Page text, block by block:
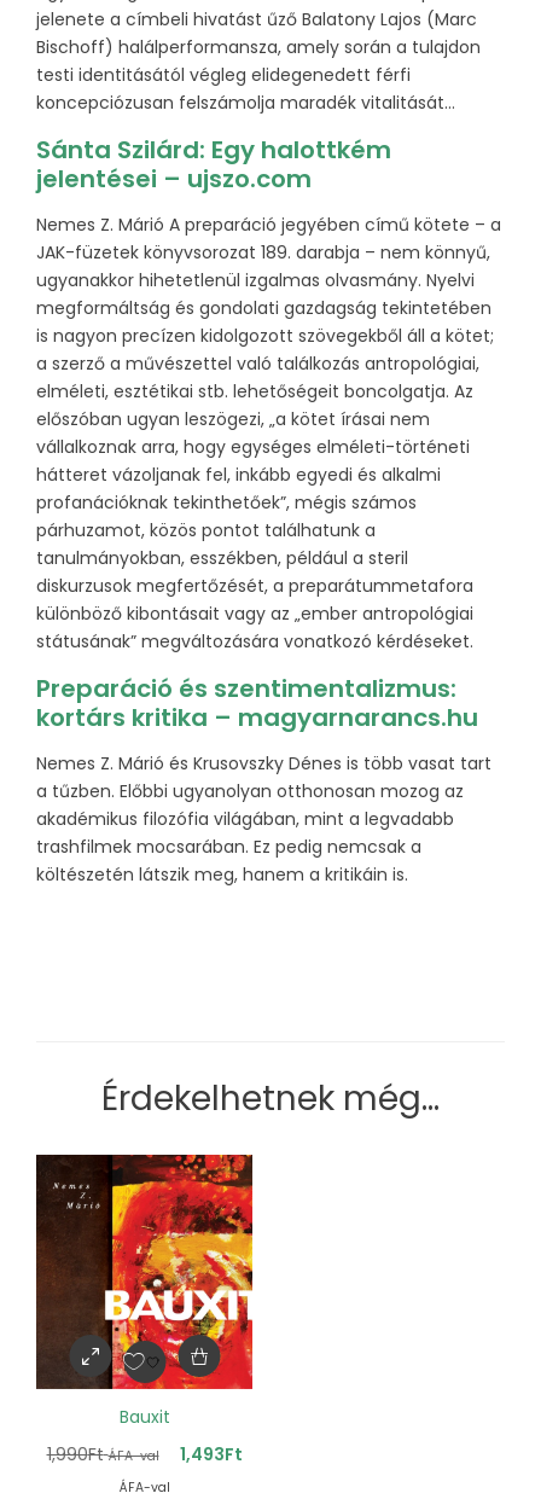
jelenete a címbeli hivatást űző Balatony Lajos (Marc
Bischoff) halálperformansza, amely során a tulajdon
testi identitásától végleg elidegenedett férfi
koncepciózusan felszámolja maradék vitalitását…
Sánta Szilárd: Egy halottkém
jelentései – ujszo.com
Nemes Z. Márió A preparáció jegyében című kötete – a
JAK-füzetek könyvsorozat 189. darabja – nem könnyű,
ugyanakkor hihetetlenül izgalmas olvasmány. Nyelvi
megformáltság és gondolati gazdagság tekintetében
is nagyon precízen kidolgozott szövegekből áll a kötet;
a szerző a művészettel való találkozás antropológiai,
elméleti, esztétikai stb. lehetőségeit boncolgatja. Az
előszóban ugyan leszögezi, „a kötet írásai nem
vállalkoznak arra, hogy egységes elméleti-történeti
hátteret vázoljanak fel, inkább egyedi és alkalmi
profanációknak tekinthetőek”, mégis számos
párhuzamot, közös pontot találhatunk a
tanulmányokban, esszékben, például a steril
diskurzusok megfertőzését, a preparátummetafora
különböző kibontásait vagy az „ember antropológiai
státusának” megváltozására vonatkozó kérdéseket.
Preparáció és szentimentalizmus:
kortárs kritika – magyarnarancs.hu
Nemes Z. Márió és Krusovszky Dénes is több vasat tart
a tűzben. Előbbi ugyanolyan otthonosan mozog az
akadémikus filozófia világában, mint a legvadabb
trashfilmek mocsarában. Ez pedig nemcsak a
költészetén látszik meg, hanem a kritikáin is.
Érdekelhetnek még…
Bauxit
1,990Ft ÁFA-val 1,493Ft
ÁFA-val